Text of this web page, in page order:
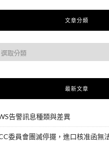
文章分類
最新文章
告警訊息種類與差異
委員會團滅停擺，進口核准函無